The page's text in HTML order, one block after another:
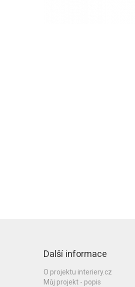
Další informace
O projektu interiery.cz
Můj projekt - popis